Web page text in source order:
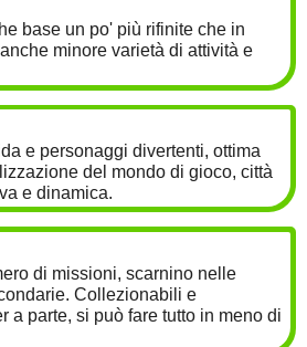
base un po' più rifinite che in
minore varietà di attività e
e personaggi divertenti, ottima
del mondo di gioco, città
e dinamica.
di missioni, scarnino nelle
Collezionabili e
a parte, si può fare tutto in meno di